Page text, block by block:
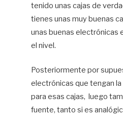
tenido unas cajas de
tienes unas muy buenas
unas buenas electrónicas
el nivel.
Posteriormente por
electrónicas que tengan
para esas cajas, luego
fuente, tanto si es